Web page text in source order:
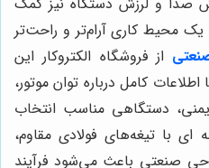
یک محیط کاری آرام‌تر و راحت‌تر
از فروشگاه الکتروکار این
کامل درباره توان موتور،
دستگاهی مناسب انتخاب
با تیغه‌های فولادی مقاوم،
صنعتی باعث می‌شود فرآیند